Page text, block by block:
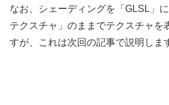
なお、シェーディングを「GLSL」
テクスチャ」のままでテクスチャを
すが、これは次回の記事で説明しま